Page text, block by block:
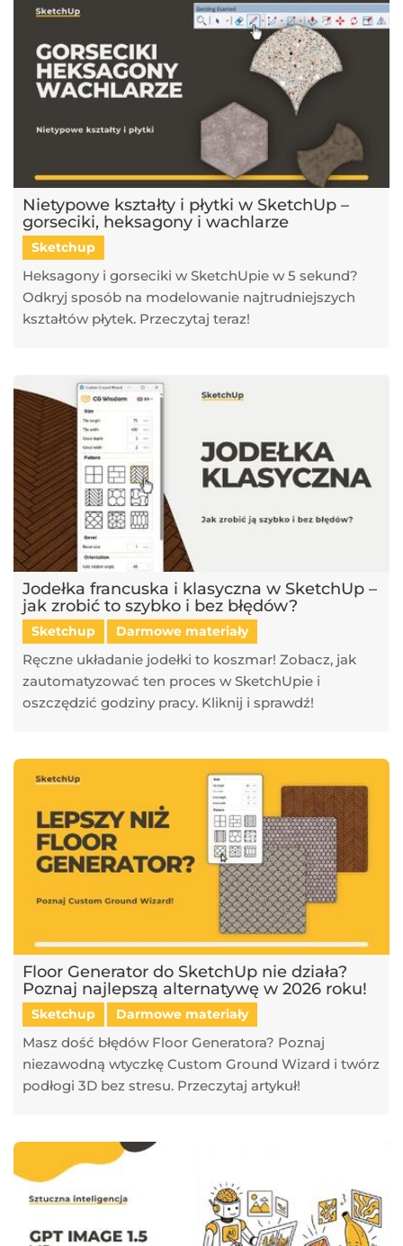
Nietypowe kształty i płytki w SketchUp –
gorseciki, heksagony i wachlarze
Sketchup
Heksagony i gorseciki w SketchUpie w 5 sekund?
Odkryj sposób na modelowanie najtrudniejszych
kształtów płytek. Przeczytaj teraz!
Jodełka francuska i klasyczna w SketchUp –
jak zrobić to szybko i bez błędów?
Sketchup Darmowe materiały
Ręczne układanie jodełki to koszmar! Zobacz, jak
zautomatyzować ten proces w SketchUpie i
oszczędzić godziny pracy. Kliknij i sprawdź!
Floor Generator do SketchUp nie działa?
Poznaj najlepszą alternatywę w 2026 roku!
Sketchup Darmowe materiały
Masz dość błędów Floor Generatora? Poznaj
niezawodną wtyczkę Custom Ground Wizard i twórz
podłogi 3D bez stresu. Przeczytaj artykuł!